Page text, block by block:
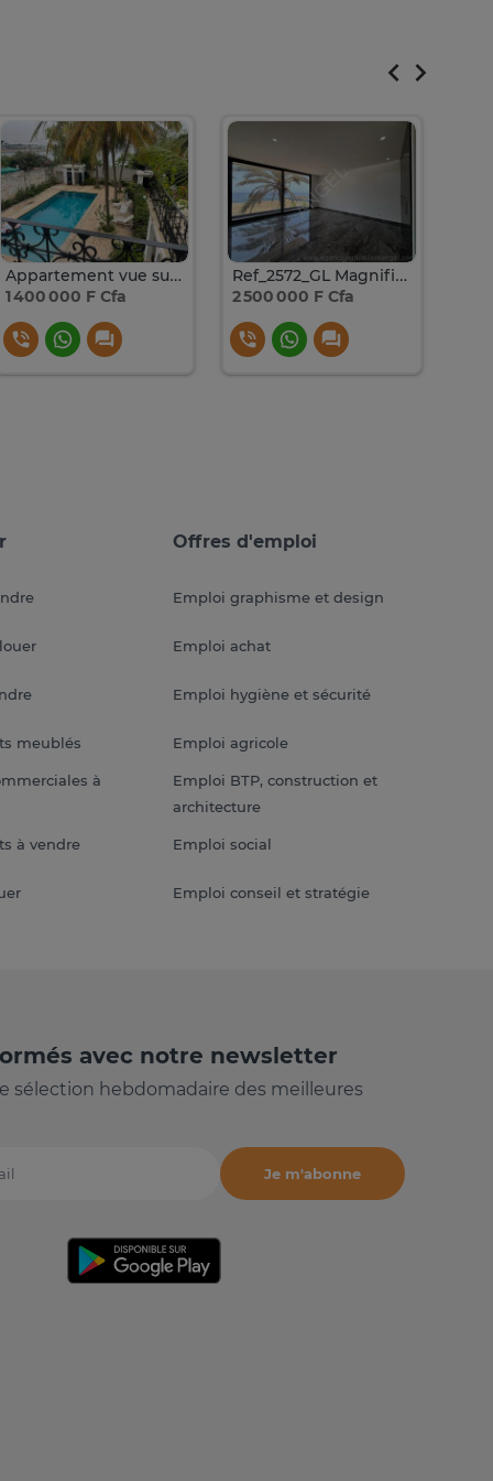
Appartement vue sur mer à Louer a Fann Résidence
1 400 000 F Cfa
Ref_2572_GL Magnifique appartement avec vue sur mer à louer
2 500 000 F Cfa
meublés
à
à vendre
Offres d'emploi
Emploi graphisme et design
Emploi achat
Emploi hygiène et sécurité
Emploi agricole
Emploi BTP, construction et
architecture
Emploi social
Emploi conseil et stratégie
avec notre newsletter
sélection hebdomadaire des meilleures
Je m'abonne